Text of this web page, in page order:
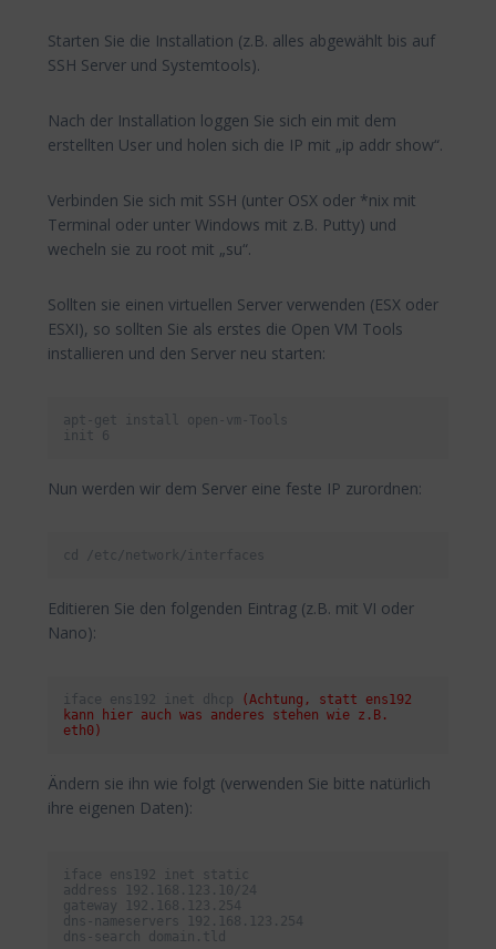
Starten Sie die Installation (z.B. alles abgewählt bis auf
SSH Server und Systemtools).
Nach der Installation loggen Sie sich ein mit dem
erstellten User und holen sich die IP mit „ip addr show“.
Verbinden Sie sich mit SSH (unter OSX oder *nix mit
Terminal oder unter Windows mit z.B. Putty) und
wecheln sie zu root mit „su“.
Sollten sie einen virtuellen Server verwenden (ESX oder
ESXI), so sollten Sie als erstes die Open VM Tools
installieren und den Server neu starten:
apt-get install open-vm-Tools
init 6
Nun werden wir dem Server eine feste IP zurordnen:
cd /etc/network/interfaces
Editieren Sie den folgenden Eintrag (z.B. mit VI oder
Nano):
iface ens192 inet dhcp
(Achtung, statt ens192
kann hier auch was anderes stehen wie z.B.
eth0)
Ändern sie ihn wie folgt (verwenden Sie bitte natürlich
ihre eigenen Daten):
iface ens192 inet static
address 192.168.123.10/24
gateway 192.168.123.254
dns-nameservers 192.168.123.254
dns-search domain.tld